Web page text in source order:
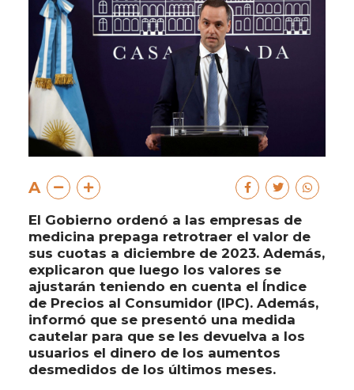
A
El Gobierno ordenó a las empresas de
medicina prepaga retrotraer el valor de
sus cuotas a diciembre de 2023. Además,
explicaron que luego los valores se
ajustarán teniendo en cuenta el Índice
de Precios al Consumidor (IPC). Además,
informó que se presentó una medida
cautelar para que se les devuelva a los
usuarios el dinero de los aumentos
desmedidos de los últimos meses.